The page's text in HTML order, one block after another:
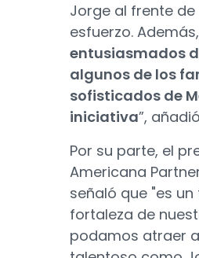
Jorge al frente
esfuerzo. Además,
entusiasmados
algunos de los
sofisticados de
iniciativa”,
Por su parte, el
Americana
señaló que "es
fortaleza de
podamos atraer